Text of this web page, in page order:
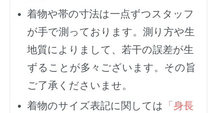
着物や帯の寸法は一点ずつスタッフ
が手で測っております。測り方や生
地質によりまして、若干の誤差が生
ずることが多々ございます。その旨
ご了承くださいませ。
着物のサイズ表記に関しては
「身長